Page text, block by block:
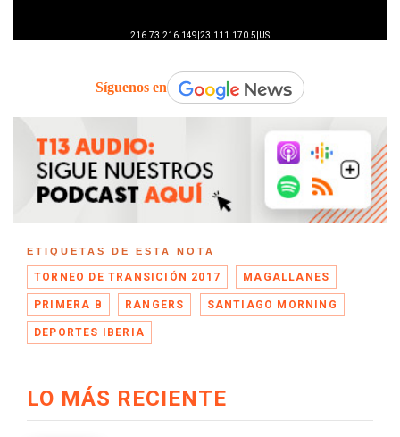
Síguenos en
ETIQUETAS DE ESTA NOTA
TORNEO DE TRANSICIÓN 2017 MAGALLANES
PRIMERA B RANGERS SANTIAGO MORNING
DEPORTES IBERIA
LO MÁS RECIENTE